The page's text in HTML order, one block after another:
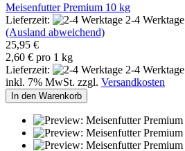
Meisenfutter Premium 10 kg
Lieferzeit:
2-4 Werktage
(Ausland abweichend)
25,95 €
2,60 € pro 1 kg
Lieferzeit:
2-4 Werktage
inkl. 7% MwSt. zzgl. Versandkosten
In den Warenkorb